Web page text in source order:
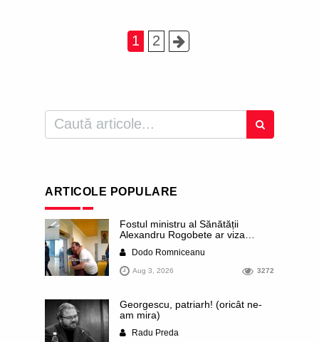
1 2
ARTICOLE POPULARE
Fostul ministru al Sănătății
Alexandru Rogobete ar viza
al orașului Timișoara. Pesedistul
publică imagini demne de Coreea
de Nord cu femei din Timișoara
Dodo Romniceanu
Aug 3, 2026 3272
Georgescu, patriarh! (oricât ne-
am mira)
Radu Preda